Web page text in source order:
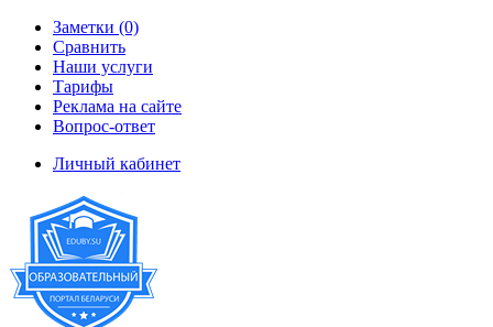
Заметки (0)
Сравнить
Наши услуги
Тарифы
Реклама на сайте
Вопрос-ответ
Личный кабинет